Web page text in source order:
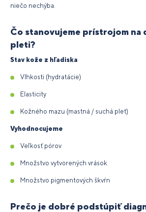
niečo nechýba.
Čo stanovujeme prístrojom na
pleti?
Stav kože z hľadiska
Vlhkosti (hydratácie)
Elasticity
Kožného mazu (mastná / suchá pleť)
Vyhodnocujeme
Veľkosť pórov
Množstvo vytvorených vrások
Množstvo pigmentových škvŕn
Prečo je dobré podstúpiť